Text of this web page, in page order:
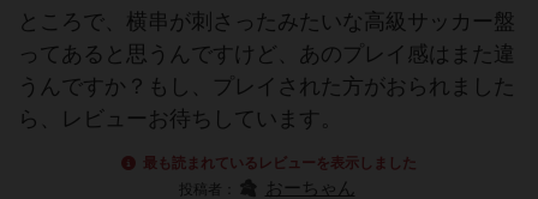
ところで、横串が刺さったみたいな高級サッカー盤
ってあると思うんですけど、あのプレイ感はまた違
うんですか？もし、プレイされた方がおられました
ら、レビューお待ちしています。
最も読まれているレビューを表示しました
投稿者：
おーちゃん